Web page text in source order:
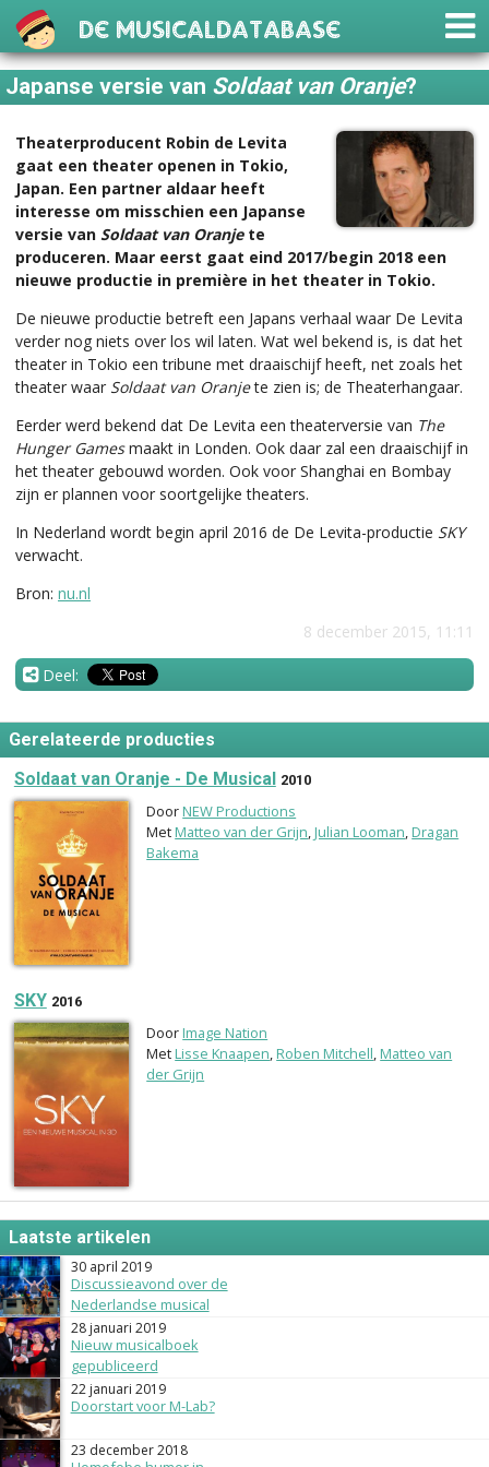
De Musicaldatabase
Japanse versie van Soldaat van Oranje?
Theaterproducent Robin de Levita
gaat een theater openen in Tokio,
Japan. Een partner aldaar heeft
interesse om misschien een Japanse
versie van Soldaat van Oranje te
produceren. Maar eerst gaat eind 2017/begin 2018 een
nieuwe productie in première in het theater in Tokio.
De nieuwe productie betreft een Japans verhaal waar De Levita
verder nog niets over los wil laten. Wat wel bekend is, is dat het
theater in Tokio een tribune met draaischijf heeft, net zoals het
theater waar Soldaat van Oranjete zien is; de Theaterhangaar.
Eerder werd bekend dat De Levita een theaterversie van The
Hunger Gamesmaakt in Londen. Ook daar zal een draaischijf in
het theater gebouwd worden. Ook voor Shanghai en Bombay
zijn er plannen voor soortgelijke theaters.
In Nederland wordt begin april 2016 de De Levita-productie SKY
verwacht.
Bron: nu.nl
8 december 2015, 11:11
Deel:
Gerelateerde producties
Soldaat van Oranje - De Musical 2010
DoorNEW Productions
MetMatteo van der Grijn,Julian Looman,Dragan
Bakema
SKY 2016
DoorImage Nation
MetLisse Knaapen,Roben Mitchell,Matteo van
der Grijn
Laatste artikelen
30 april 2019
Discussieavond over de
Nederlandse musical
28 januari 2019
Nieuw musicalboek
gepubliceerd
22 januari 2019
Doorstart voor M-Lab?
23 december 2018